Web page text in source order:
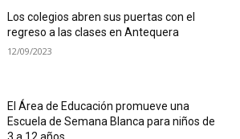
Los colegios abren sus puertas con el
regreso a las clases en Antequera
12/09/2023
El Área de Educación promueve una
Escuela de Semana Blanca para niños de